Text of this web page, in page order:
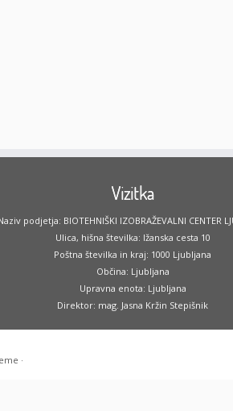
Vizitka
podjetja: BIOTEHNIŠKI IZOBRAŽEVALNI CENTER
Ulica, hišna številka: Ižanska cesta 10
Poštna številka in kraj: 1000 Ljubljana
Občina: Ljubljana
Upravna enota: Ljubljana
Direktor: mag. Jasna Kržin Stepišnik
·